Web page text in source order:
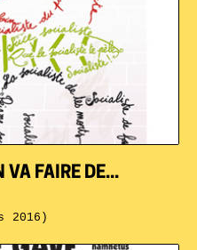
VA FAIRE DE...
2016)